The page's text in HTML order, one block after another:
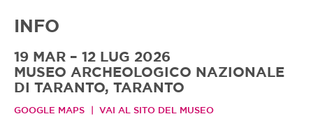
INFO
19 MAR – 12 LUG 2026
MUSEO ARCHEOLOGICO NAZIONALE
DI TARANTO, TARANTO
GOOGLE MAPS VAI AL SITO DEL MUSEO